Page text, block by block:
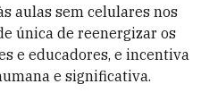
aulas sem celulares nos
única de reenergizar os
e educadores, e incentiva
e significativa.